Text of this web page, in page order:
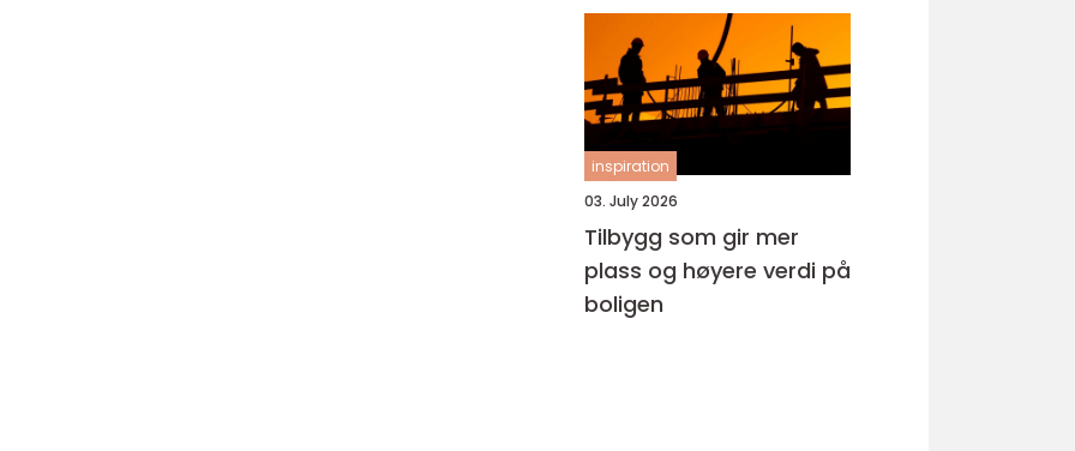
inspiration
03. July 2026
Tilbygg som gir mer
plass og høyere verdi på
boligen